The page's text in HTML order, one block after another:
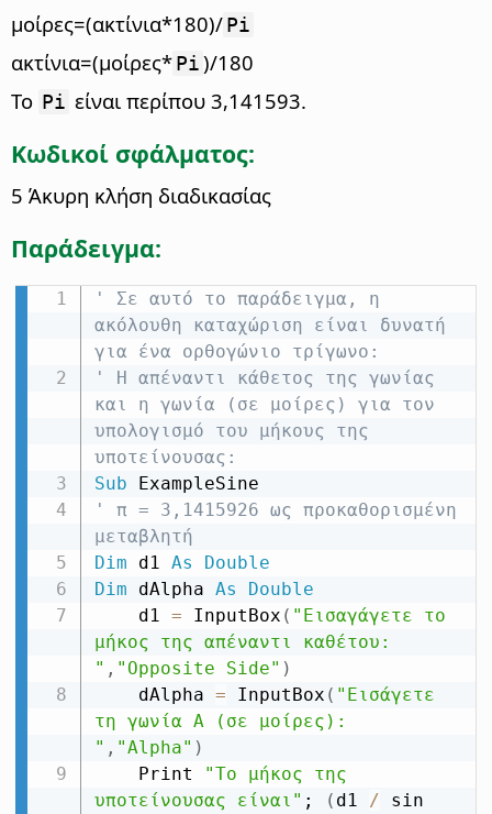
μοίρες=(ακτίνια*180)/Pi
ακτίνια=(μοίρες*Pi)/180
Το Pi είναι περίπου 3,141593.
Κωδικοί σφάλματος:
5 Άκυρη κλήση διαδικασίας
Παράδειγμα:
' Σε αυτό το παράδειγμα, η
ακόλουθη καταχώριση είναι δυνατή
για ένα ορθογώνιο τρίγωνο:
' Η απέναντι κάθετος της γωνίας
και η γωνία (σε μοίρες) για τον
υπολογισμό του μήκους της
υποτείνουσας:
Sub
' π = 3,1415926 ως προκαθορισμένη
μεταβλητή
Dim d1 As
Double
Dim dAlpha As
Double
    d1
= InputBox ( "Εισαγάγετε το
μήκος της απέναντι καθέτου:
" , "Opposite Side" )
    dAlpha
= InputBox ( "Εισάγετε
τη γωνία Α (σε μοίρες):
" , "Alpha" )
    Print
"Το μήκος της
υποτείνουσας είναι" ; ( d1 /